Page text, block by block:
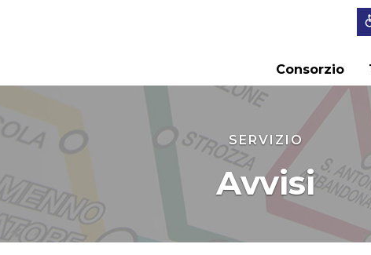
Consorzio
SERVIZIO
Avvisi